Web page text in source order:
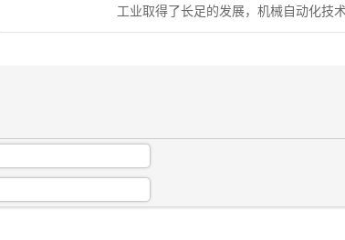
工业取得了长足的发展，机械自动化技
应运而生，伴随现代电子技术及信息技